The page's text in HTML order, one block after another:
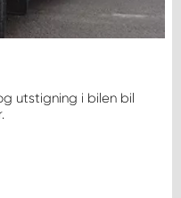
utstigning i bilen bil